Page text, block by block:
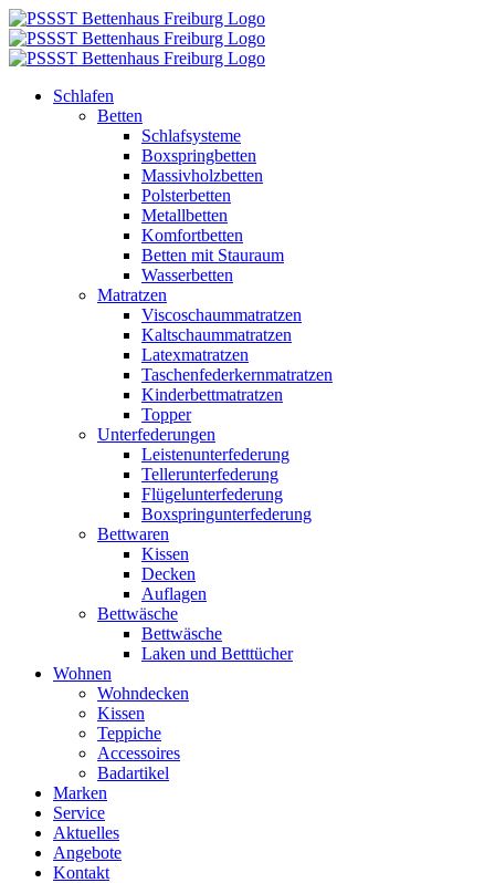
Zum
Inhalt
springen
Schlafen
Betten
Schlafsysteme
Boxspringbetten
Massivholzbetten
Polsterbetten
Metallbetten
Komfortbetten
Betten mit Stauraum
Wasserbetten
Matratzen
Viscoschaummatratzen
Kaltschaummatratzen
Latexmatratzen
Taschenfederkernmatratzen
Kinderbettmatratzen
Topper
Unterfederungen
Leistenunterfederung
Tellerunterfederung
Flügelunterfederung
Boxspringunterfederung
Bettwaren
Kissen
Decken
Auflagen
Bettwäsche
Bettwäsche
Laken und Betttücher
Wohnen
Wohndecken
Kissen
Teppiche
Accessoires
Badartikel
Marken
Service
Aktuelles
Angebote
Kontakt